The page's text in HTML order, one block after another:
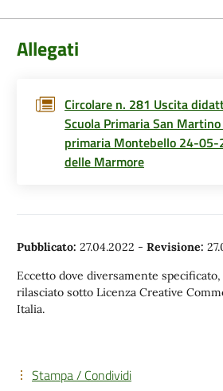
Allegati
Circolare n. 281 Uscita
Scuola Primaria San
primaria Montebello 24-05-
delle Marmore
Pubblicato: 27.04.2022 - Revisione:
Eccetto dove diversamente
rilasciato sotto Licenza Creative
Italia.
Stampa / Condividi